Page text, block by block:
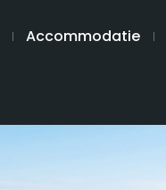
Accommodatie